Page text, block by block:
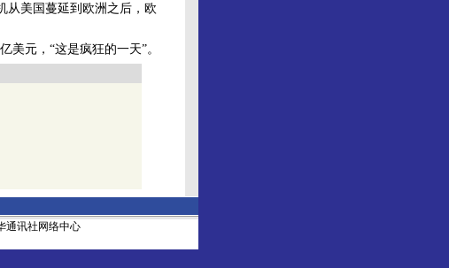
美国蔓延到欧洲之后，欧
元，“这是疯狂的一天”。
通讯社网络中心